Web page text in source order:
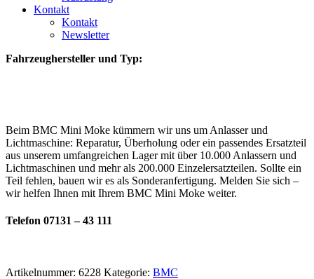
Kontakt
Kontakt
Newsletter
Fahrzeughersteller und Typ:
Beim BMC Mini Moke kümmern wir uns um Anlasser und
Lichtmaschine: Reparatur, Überholung oder ein passendes Ersatzteil
aus unserem umfangreichen Lager mit über 10.000 Anlassern und
Lichtmaschinen und mehr als 200.000 Einzelersatzteilen. Sollte ein
Teil fehlen, bauen wir es als Sonderanfertigung. Melden Sie sich –
wir helfen Ihnen mit Ihrem BMC Mini Moke weiter.
Telefon 07131 – 43 111
Artikelnummer: 6228 Kategorie: BMC